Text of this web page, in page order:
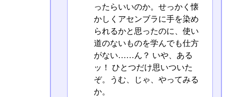
ったらいいのか。せっかく懐
かしくアセンブラに手を染め
られるかと思ったのに、使い
道のないものを学んでも仕方
がない……ん？ いや、ある
ッ！ ひとつだけ思いついた
ぞ。うむ、じゃ、やってみる
か。